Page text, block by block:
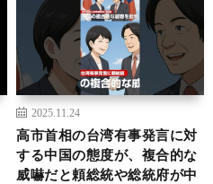
2025.11.24
高市首相の台湾有事発言に対
する中国の態度が、複合的な
威嚇だと頼総統や総統府が中